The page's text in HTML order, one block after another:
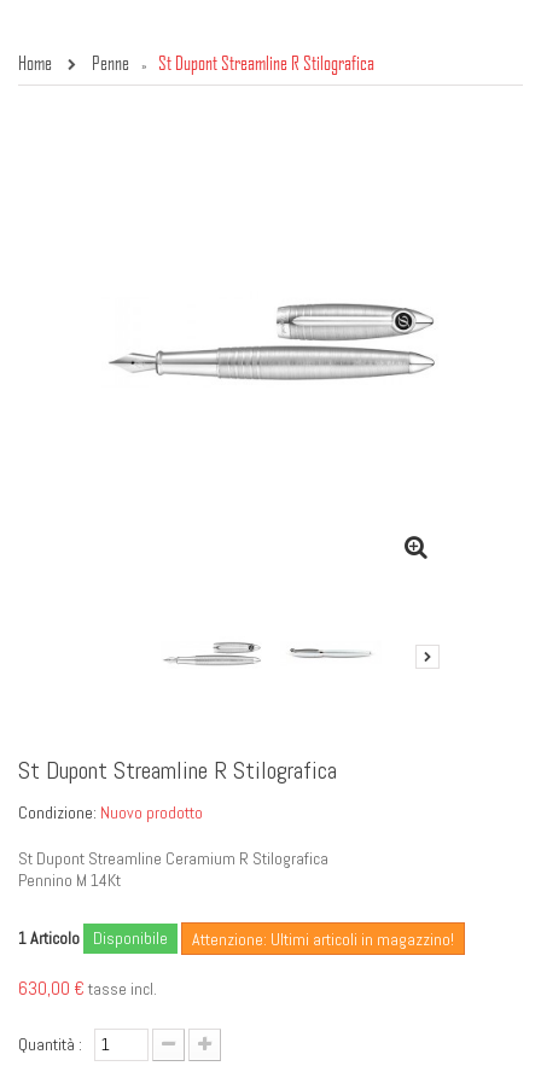
Home Penne » St Dupont Streamline R Stilografica
St Dupont Streamline R Stilografica
Condizione: Nuovo prodotto
St Dupont Streamline Ceramium R Stilografica
Pennino M 14Kt
1Articolo Disponibile Attenzione: Ultimi articoli in magazzino!
630,00 € tasse incl.
Quantità :